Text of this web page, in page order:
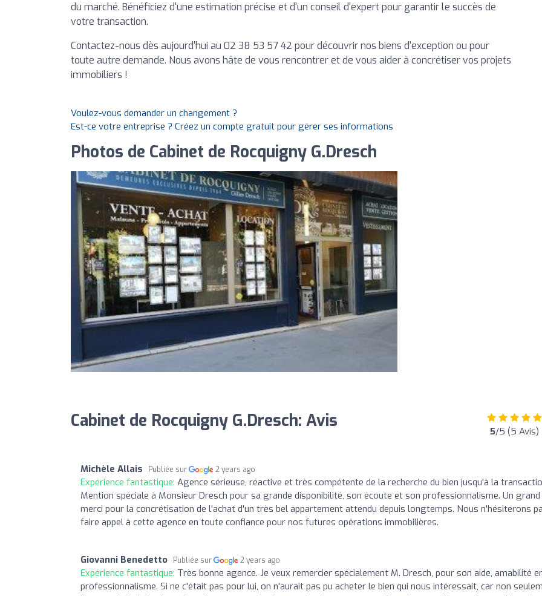
du marché. Bénéficiez d'une estimation précise et d'un conseil d'expert pour garantir le succès de
votre transaction.
Contactez-nous dès aujourd'hui au 02 38 53 57 42 pour découvrir nos biens d'exception ou pour
toute autre demande. Nous avons hâte de vous rencontrer et de vous aider à concrétiser vos projets
immobiliers !
Voulez-vous demander un changement ?
Est-ce votre entreprise ? Créez un compte gratuit pour gérer ses informations
Photos de Cabinet de Rocquigny G.Dresch
Cabinet de Rocquigny G.Dresch: Avis 5/5 (5 Avis)
Michèle Allais Publiée sur 2 years ago
Expérience fantastique: Agence sérieuse, réactive et très compétente de la recherche du bien jusqu'à la
Mention spéciale à Monsieur Dresch pour sa grande disponibilité, son écoute et son professionnalisme. Un grand
merci pour la concrétisation de l'achat d'un très bel appartement attendu depuis longtemps. Nous n'hésiterons
faire appel à cette agence en toute confiance pour nos futures opérations immobilières.
Giovanni Benedetto Publiée sur 2 years ago
Expérience fantastique: Très bonne agence. Je veux remercier spécialement M. Dresch, pour son aide, amabilité er
professionnalisme. Si ne c'était pas pour lui, on n'aurait pas pu acheter le bien qui nous intéressait, car non